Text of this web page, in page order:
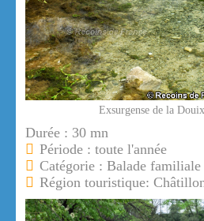
Exsurgense de la Douix
Durée : 30 mn
Période : toute l'année
Catégorie : Balade familiale
Région touristique: